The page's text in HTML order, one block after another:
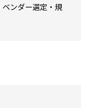
ンダー選定・規